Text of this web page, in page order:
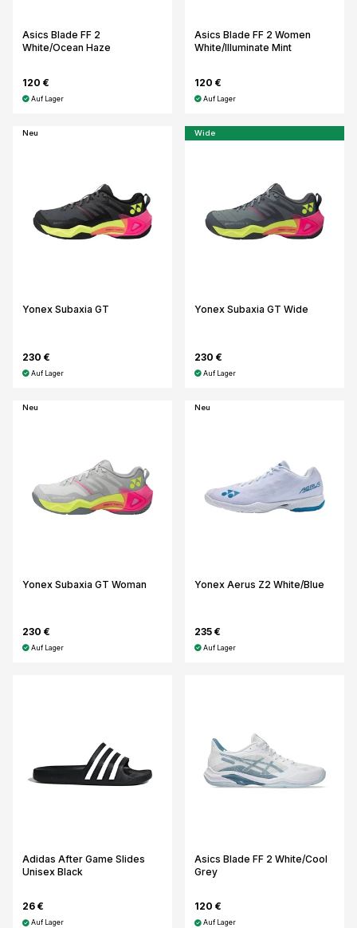
Asics Blade FF 2
White/Ocean Haze
120 €
Auf Lager
Asics Blade FF 2 Women
White/Illuminate Mint
120 €
Auf Lager
Neu
Yonex Subaxia GT
230 €
Auf Lager
Wide
Yonex Subaxia GT Wide
230 €
Auf Lager
Neu
Yonex Subaxia GT Woman
230 €
Auf Lager
Neu
Yonex Aerus Z2 White/Blue
235 €
Auf Lager
Adidas After Game Slides
Unisex Black
26 €
Auf Lager
Asics Blade FF 2 White/Cool
Grey
120 €
Auf Lager